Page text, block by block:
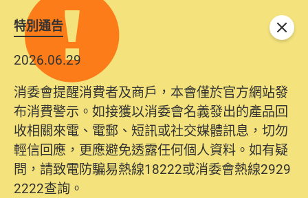
特別通告
2026.06.29
消委會提醒消費者及商戶，本會僅於官方網站發
布消費警示。如接獲以消委會名義發出的產品回
收相關來電、電郵、短訊或社交媒體訊息，切勿
輕信回應，更應避免透露任何個人資料。如有疑
問，請致電防騙易熱線18222或消委會熱線2929
2222查詢。
關閉